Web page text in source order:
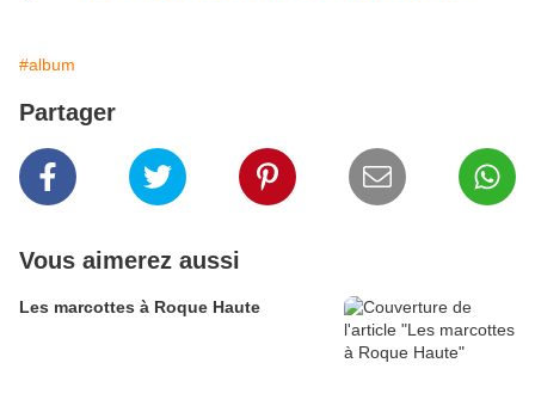
#album
Partager
Vous aimerez aussi
Les marcottes à Roque Haute